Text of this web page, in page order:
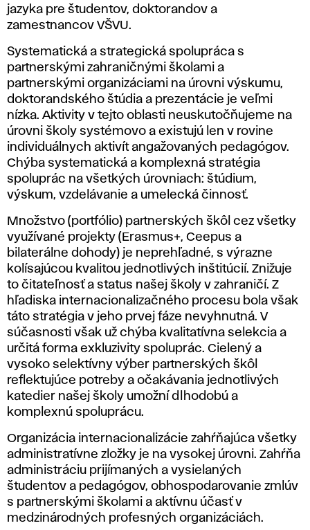
jazyka pre študentov, doktorandov a
zamestnancov VŠVU.
Systematická a strategická spolupráca s
partnerskými zahraničnými školami a
partnerskými organizáciami na úrovni výskumu,
doktorandského štúdia a prezentácie je veľmi
nízka. Aktivity v tejto oblasti neuskutočňujeme na
úrovni školy systémovo a existujú len v rovine
individuálnych aktivít angažovaných pedagógov.
Chýba systematická a komplexná stratégia
spoluprác na všetkých úrovniach: štúdium,
výskum, vzdelávanie a umelecká činnosť.
Množstvo (portfólio) partnerských škôl cez všetky
využívané projekty (Erasmus+, Ceepus a
bilaterálne dohody) je neprehľadné, s výrazne
kolísajúcou kvalitou jednotlivých inštitúcií. Znižuje
to čitateľnosť a status našej školy v zahraničí. Z
hľadiska internacionalizačného procesu bola však
táto stratégia v jeho prvej fáze nevyhnutná. V
súčasnosti však už chýba kvalitatívna selekcia a
určitá forma exkluzivity spoluprác. Cielený a
vysoko selektívny výber partnerských škôl
reflektujúce potreby a očakávania jednotlivých
katedier našej školy umožní dlhodobú a
komplexnú spoluprácu.
Organizácia internacionalizácie zahŕňajúca všetky
administratívne zložky je na vysokej úrovni. Zahŕňa
administráciu prijímaných a vysielaných
študentov a pedagógov, obhospodarovanie zmlúv
s partnerskými školami a aktívnu účasť v
medzinárodných profesných organizáciách.